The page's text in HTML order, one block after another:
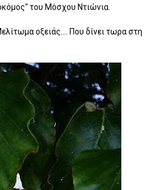
του Μόσχου Ντιώνια.
οξειάς.... Που δίνει τωρα στη